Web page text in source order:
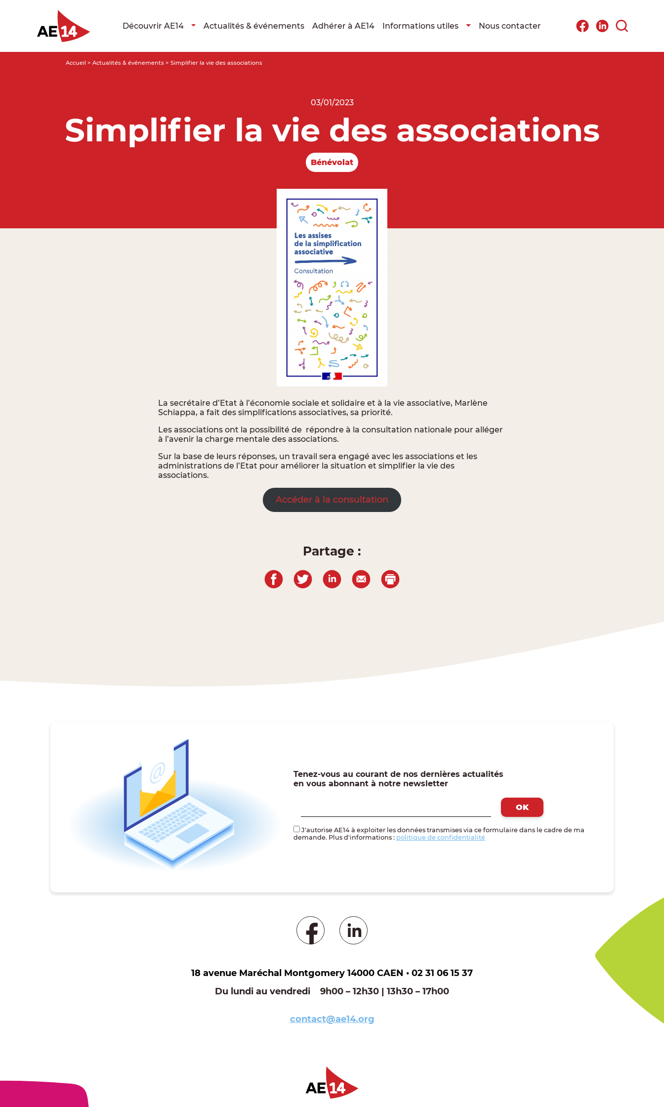
Découvrir AE14 Actualités & événements Adhérer à AE14 Informations utiles Nous contacter
Accueil > Actualités & événements > Simplifier la vie des associations
03/01/2023
Simplifier la vie des associations
Bénévolat
La secrétaire d’Etat à l’économie sociale et solidaire et à la vie associative, Marlène
Schiappa, a fait des simplifications associatives, sa priorité.
Les associations ont la possibilité de répondre à la consultation nationale pour alléger
à l’avenir la charge mentale des associations.
Sur la base de leurs réponses, un travail sera engagé avec les associations et les
administrations de l’Etat pour améliorer la situation et simplifier la vie des
associations.
Accéder à la consultation
Partage :
Tenez-vous au courant de nos dernières actualités
en vous abonnant à notre newsletter
J'autorise AE14 à exploiter les données transmises via ce formulaire dans le cadre de ma
demande. Plus d'informations : politique de confidentialité
18 avenue Maréchal Montgomery 14000 CAEN • 02 31 06 15 37
Du lundi au vendredi 9h00 – 12h30 | 13h30 – 17h00
contact@ae14.org